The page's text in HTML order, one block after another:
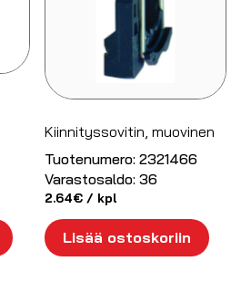
Kiinnityssovitin, muovinen
Tuotenumero: 2321466
Varastosaldo: 36
2.64€ / kpl
Lisää ostoskoriin